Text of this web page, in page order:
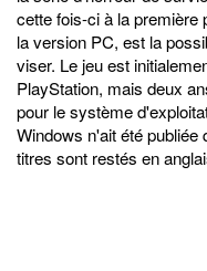
cette fois-ci à la première
la version PC, est la
viser. Le jeu est
PlayStation, mais deux
pour le système
Windows n'ait été publiée
titres sont restés en